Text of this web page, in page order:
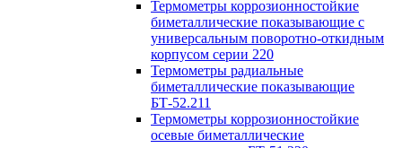
Термометры коррозионностойкие
биметаллические показывающие с
универсальным поворотно-откидным
корпусом серии 220
Термометры радиальные
биметаллические показывающие
БТ-52.211
Термометры коррозионностойкие
осевые биметаллические